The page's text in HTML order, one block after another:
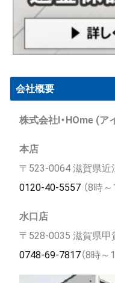
会社概要
株式会社I・HOme (ア
本店
〒523-0064 滋賀県
0120-40-5557（8時～
水口店
〒528-0035 滋賀県甲
0748-69-7817（8時～